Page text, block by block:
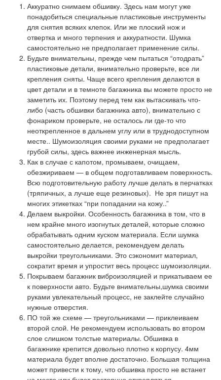
Аккуратно снимаем обшивку. Здесь нам могут уже
понадобиться специальные пластиковые инструменты
для снятия всяких клепок. Или же плоский нож и
отвертка и много терпения и аккуратности. Шумка
самостоятельно не предполагает применение силы.
Будьте внимательны, прежде чем пытаться “отодрать”
пластиковые детали, внимательно проверьте, все ли
крепления сняты. Чаще всего крепления делаются в
цвет детали и в темноте багажника вы можете просто не
заметить их. Поэтому перед тем как вытаскивать что-
либо (часть обшивки багажника авто), внимательно с
фонариком проверьте, не осталось ли где-то что
неоткрепленное в дальнем углу или в труднодоступном
месте.. Шумоизоляция своими руками не предполагает
грубой силы, здесь важнее инженерная мысль.
Как в случае с капотом, промываем, очищаем,
обезжириваем — в общем подготавливаем поверхность.
Всю подготовительную работу лучше делать в перчатках
(тряпичных, а лучше еще резиновых). Не зря пишут на
многих этикетках “при попадании на кожу..”
Делаем выкройки. Особенность багажника в том, что в
нем крайне много изогнутых деталей, которые сложно
обрабатывать одним куском материала. Если шумка
самостоятельно делается, рекомендуем делать
выкройки треугольниками. Это сэкономит материал,
сократит время и упростит весь процесс шумоизоляции.
Покрываем багажник виброизоляцией и прикатываем ее
к поверхности авто. Будьте внимательны,шумка своими
руками увлекательный процесс, не заклейте случайно
нужные отверстия.
ПО той же схеме — треугольниками — приклеиваем
второй слой. Не рекомендуем использовать во втором
слое слишком толстые материалы. Обшивка в
багажнике крепится довольно плотно к корпусу. 4мм
материала будет вполне достаточно. Большая толщина
может привести к тому, что обшивка просто не встанет